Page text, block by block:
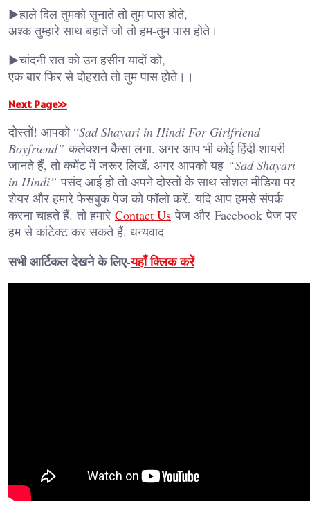
▶हाले दिल तुमको सुनाते तो तुम पास होते,
अश्क तुम्हारे साथ बहातें जो तो हम-तुम पास होते।
▶चांदनी रात को उन हसीन यादों को,
एक बार फिर से दोहराते तो तुम पास होते।।
Next Page>>
दोस्तों! आपको “Sad Shayari in Hindi For Girlfriend
Boyfriend”कलेक्शन कैसा लगा. अगर आप भी कोई हिंदी शायरी
जानते हैं, तो कमेंट में जरूर लिखें. अगर आपको यह “Sad Shayari
in Hindi” पसंद आई हो तो अपने दोस्तों के साथ सोशल मीडिया पर
शेयर और हमारे फेसबुक पेज को फॉलो करें. यदि आप हमसे संपर्क
करना चाहते हैं. तो हमारे Contact Us पेज और Facebook पेज पर
हम से कांटेक्ट कर सकते हैं. धन्यवाद
सभी आर्टिकल देखने के लिए-यहाँ क्लिक करें